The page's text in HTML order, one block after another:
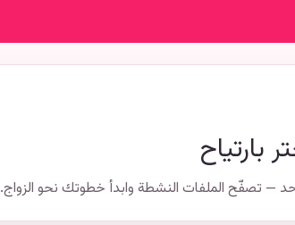
بارتياح
— تصفّح الملفات النشطة وابدأ خطوتك نحو الزواج.